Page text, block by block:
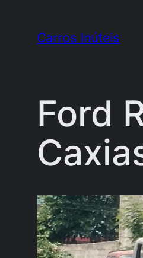
Carros Inúteis
Ford